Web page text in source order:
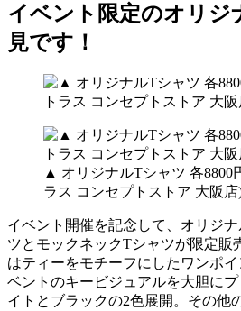
イベント限定のオリジ
見です！
▲ オリジナルTシャツ 各8800
ラス コンセプトストア 大阪店
イベント開催を記念して、オリジ
ツとモックネックTシャツが限定販
はティーをモチーフにしたワンポ
ベントのキービジュアルを大胆に
イトとブラックの2色展開。その他